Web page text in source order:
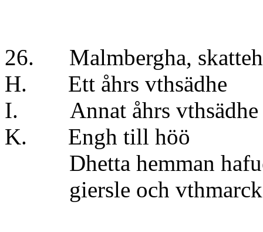
26. Malmbergha,
H. Ett åhrs
I. Annat åhrs
K. Engh till
Dhetta hemman
giersle och vthmarck